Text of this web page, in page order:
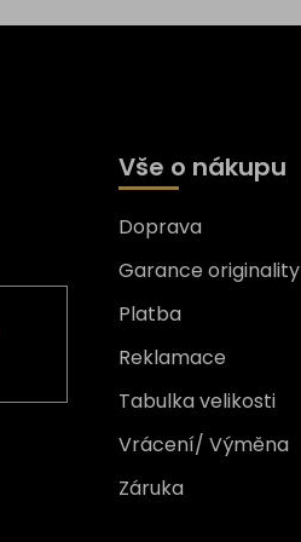
Vše o nákupu
Doprava
Garance originality
Platba
Reklamace
Tabulka velikosti
Vrácení/ Výměna
Záruka